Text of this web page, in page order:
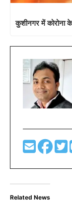
कुशीनगर में कोरोना
Related News